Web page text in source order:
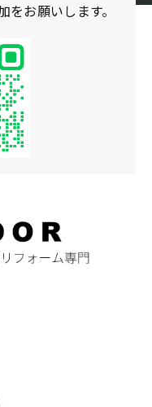
をお願いします。